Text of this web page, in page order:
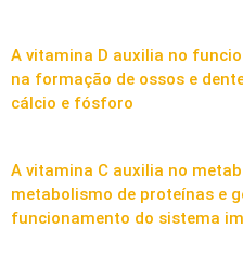
A vitamina D auxilia no
na formação de ossos e
cálcio e fósforo
A vitamina C auxilia no
metabolismo de proteínas e
funcionamento do sistema